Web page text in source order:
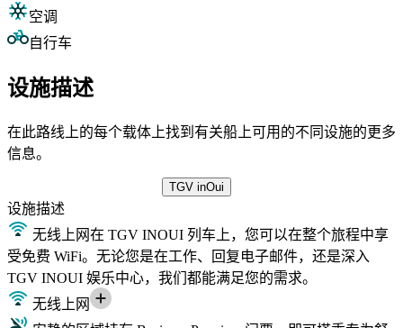
空调
自行车
设施描述
在此路线上的每个载体上找到有关船上可用的不同设施的更多
信息。
TGV inOui
设施描述
无线上网在 TGV INOUI 列车上，您可以在整个旅程中享
受免费 WiFi。无论您是在工作、回复电子邮件，还是深入
TGV INOUI 娱乐中心，我们都能满足您的需求。
无线上网